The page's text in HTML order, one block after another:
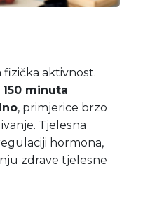
aktivnost.
minuta
, primjerice brzo
Tjelesna
hormona,
zdrave tjelesne